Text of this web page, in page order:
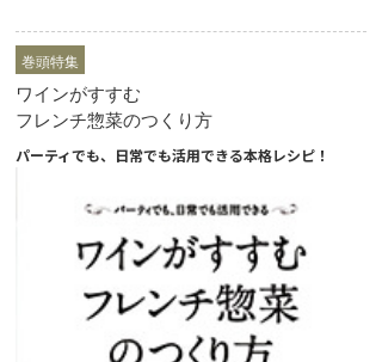
巻頭特集
ワインがすすむ
フレンチ惣菜のつくり方
パーティでも、日常でも活用できる本格レシピ！